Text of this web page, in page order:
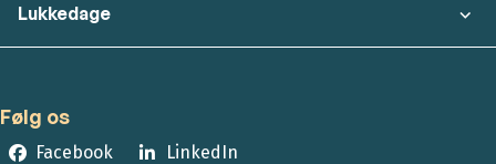
Lukkedage
Følg os
Facebook LinkedIn